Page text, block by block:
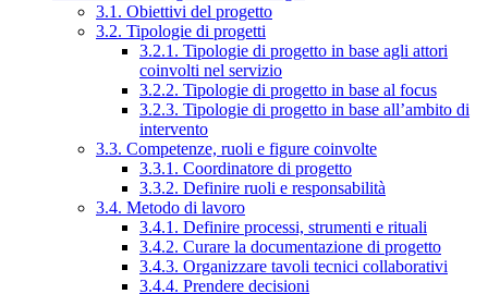
3.1. Obiettivi del progetto
3.2. Tipologie di progetti
3.2.1. Tipologie di progetto in base agli attori
coinvolti nel servizio
3.2.2. Tipologie di progetto in base al focus
3.2.3. Tipologie di progetto in base all’ambito di
intervento
3.3. Competenze, ruoli e figure coinvolte
3.3.1. Coordinatore di progetto
3.3.2. Definire ruoli e responsabilità
3.4. Metodo di lavoro
3.4.1. Definire processi, strumenti e rituali
3.4.2. Curare la documentazione di progetto
3.4.3. Organizzare tavoli tecnici collaborativi
3.4.4. Prendere decisioni